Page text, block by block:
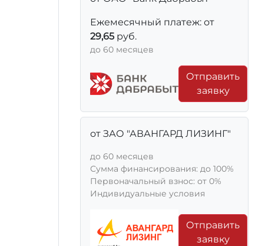
Ежемесячный платеж: от
29,65 руб.
до 60 месяцев
Отправить
заявку
от ЗАО "АВАНГАРД ЛИЗИНГ"
до 60 месяцев
Сумма финансирования: до 100%
Первоначальный взнос: от 0%
Индивидуальные условия
Отправить
заявку